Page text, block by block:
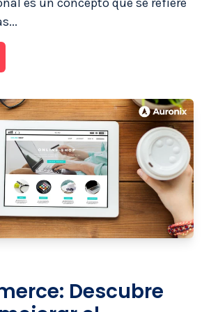
Descubre